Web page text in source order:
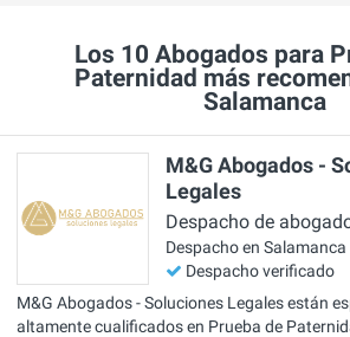
Los 10 Abogados para
Paternidad más
Salamanca
M&G Abogados -
Legales
Despacho de
Despacho en Salamanca
Despacho verificado
M&G Abogados - Soluciones Legales están
altamente cualificados en Prueba de